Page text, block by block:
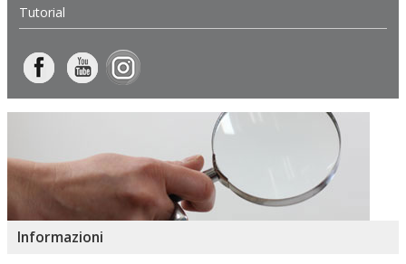
Tutorial
Informazioni